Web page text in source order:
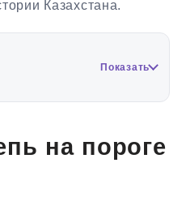
Казахстана.
Показать
на пороге